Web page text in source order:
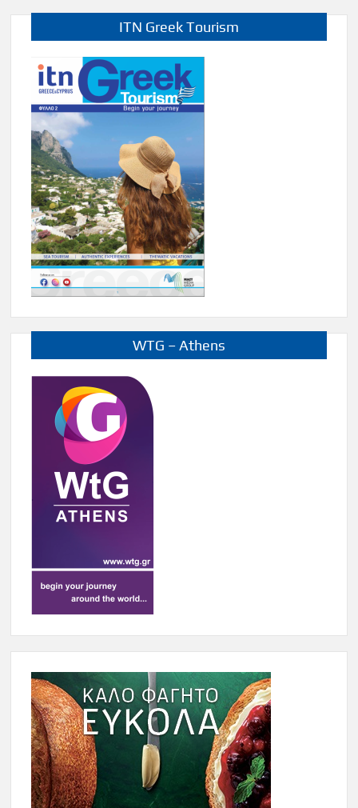
ITN Greek Tourism
WTG – Athens